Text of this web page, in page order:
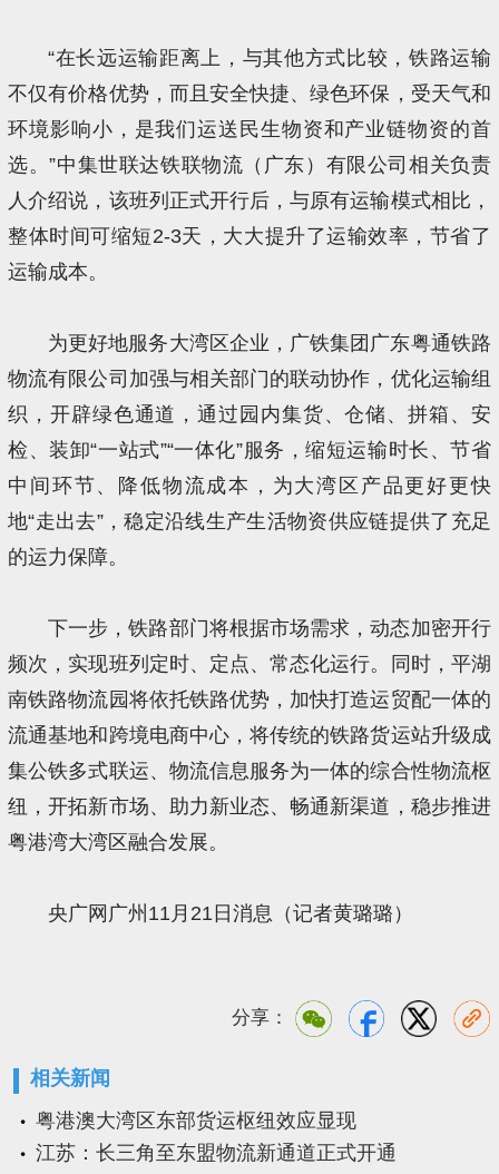
“在长远运输距离上，与其他方式比较，铁路运输
不仅有价格优势，而且安全快捷、绿色环保，受天气和
环境影响小，是我们运送民生物资和产业链物资的首
选。”中集世联达铁联物流（广东）有限公司相关负责
人介绍说，该班列正式开行后，与原有运输模式相比，
整体时间可缩短2-3天，大大提升了运输效率，节省了
运输成本。
为更好地服务大湾区企业，广铁集团广东粤通铁路
物流有限公司加强与相关部门的联动协作，优化运输组
织，开辟绿色通道，通过园内集货、仓储、拼箱、安
检、装卸“一站式”“一体化”服务，缩短运输时长、节省
中间环节、降低物流成本，为大湾区产品更好更快
地“走出去”，稳定沿线生产生活物资供应链提供了充足
的运力保障。
下一步，铁路部门将根据市场需求，动态加密开行
频次，实现班列定时、定点、常态化运行。同时，平湖
南铁路物流园将依托铁路优势，加快打造运贸配一体的
流通基地和跨境电商中心，将传统的铁路货运站升级成
集公铁多式联运、物流信息服务为一体的综合性物流枢
纽，开拓新市场、助力新业态、畅通新渠道，稳步推进
粤港湾大湾区融合发展。
央广网广州11月21日消息（记者黄璐璐）
分享：
相关新闻
粤港澳大湾区东部货运枢纽效应显现
江苏：长三角至东盟物流新通道正式开通